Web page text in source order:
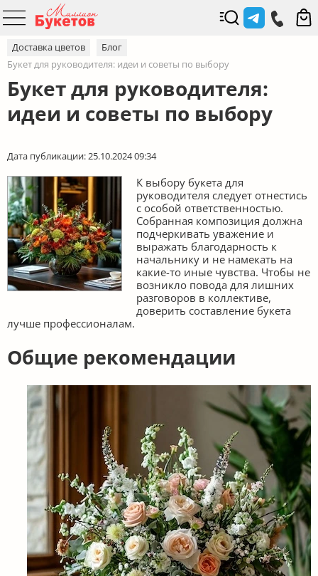
Доставка цветов
Блог
Букет для руководителя: идеи и советы по выбору
Букет для руководителя:
идеи и советы по выбору
Дата публикации: 25.10.2024 09:34
К выбору букета для
руководителя следует отнестись
с особой ответственностью.
Собранная композиция должна
подчеркивать уважение и
выражать благодарность к
начальнику и не намекать на
какие-то иные чувства. Чтобы не
возникло повода для лишних
разговоров в коллективе,
доверить составление букета
лучше профессионалам.
Общие рекомендации